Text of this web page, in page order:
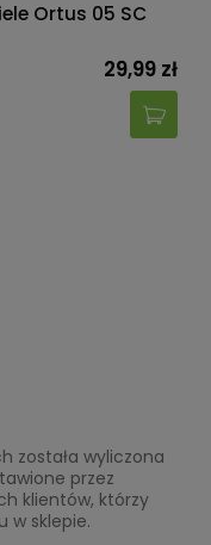
Ortus 05 SC
29,99 zł
została wyliczona
przez
klientów, którzy
w sklepie.